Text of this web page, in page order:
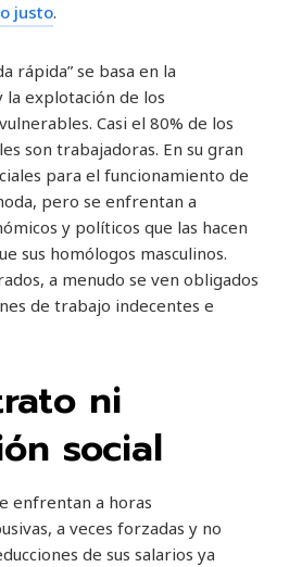
justo.
rápida” se basa en la
explotación de los
Casi el 80% de los
son trabajadoras. En su gran
para el funcionamiento de
pero se enfrentan a
y políticos que las hacen
sus homólogos masculinos.
a menudo se ven obligados
de trabajo indecentes e
ni
social
enfrentan a horas
a veces forzadas y no
de sus salarios ya